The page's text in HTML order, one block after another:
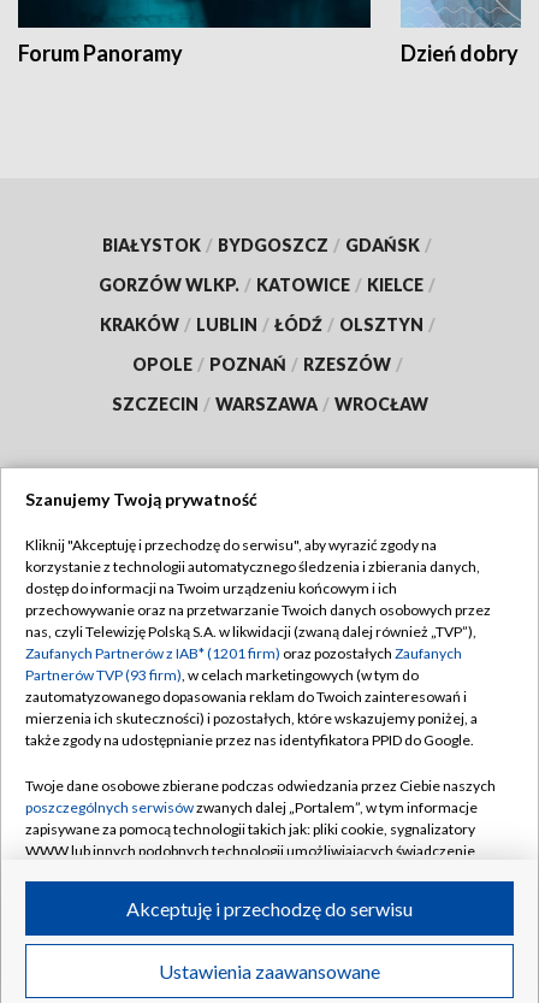
Forum Panoramy Dzień dobry
BIAŁYSTOK / BYDGOSZCZ / GDAŃSK /
GORZÓW WLKP. / KATOWICE / KIELCE /
KRAKÓW / LUBLIN / ŁÓDŹ / OLSZTYN /
OPOLE / POZNAŃ / RZESZÓW /
SZCZECIN / WARSZAWA / WROCŁAW
TVP
Abonament TVP
Emisja w TVP
Centrum informacji TVP
Naziemna Telewizja Cyfrowa
Rada Programowa
System NOS
Informacje o nadawcy
Program dla prasy
Ogłoszenie przetargowe
Regulamin TVP
Polityka prywatności
Moje zgody
Pomoc
Kontakt
Kanały
©2026 Telewizja Polska S.A. w likwidacji
Szanujemy Twoją prywatność
Kliknij "Akceptuję i przechodzę do serwisu", aby wyrazić zgody na
korzystanie z technologii automatycznego śledzenia i zbierania danych,
dostęp do informacji na Twoim urządzeniu końcowym i ich
przechowywanie oraz na przetwarzanie Twoich danych osobowych przez
nas, czyli Telewizję Polską S.A. w likwidacji (zwaną dalej również „TVP”),
Zaufanych Partnerów z IAB* (1201 firm) oraz pozostałych Zaufanych
Partnerów TVP (93 firm), w celach marketingowych (w tym do
zautomatyzowanego dopasowania reklam do Twoich zainteresowań i
mierzenia ich skuteczności) i pozostałych, które wskazujemy poniżej, a
także zgody na udostępnianie przez nas identyfikatora PPID do Google.
Twoje dane osobowe zbierane podczas odwiedzania przez Ciebie naszych
poszczególnych serwisówzwanych dalej „Portalem”, w tym informacje
zapisywane za pomocą technologii takich jak: pliki cookie, sygnalizatory
WWW lub innych podobnych technologii umożliwiających świadczenie
ruchu w Internecie.
Twoje dane osobowe zbierane podczas odwiedzania przez Ciebie
poszczególnych serwisówna Portalu, takie jak adresy IP, identyfikatory
Ustawienia zaawansowane
Akceptuję i przechodzę do serwisu